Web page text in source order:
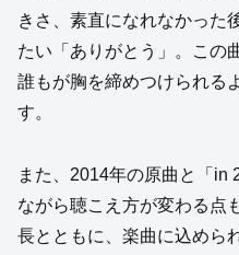
きさ、素直になれなかった
たい「ありがとう」。この
誰もが胸を締めつけられる
す。
また、2014年の原曲と「in
ながら聴こえ方が変わる点
長とともに、楽曲に込めら